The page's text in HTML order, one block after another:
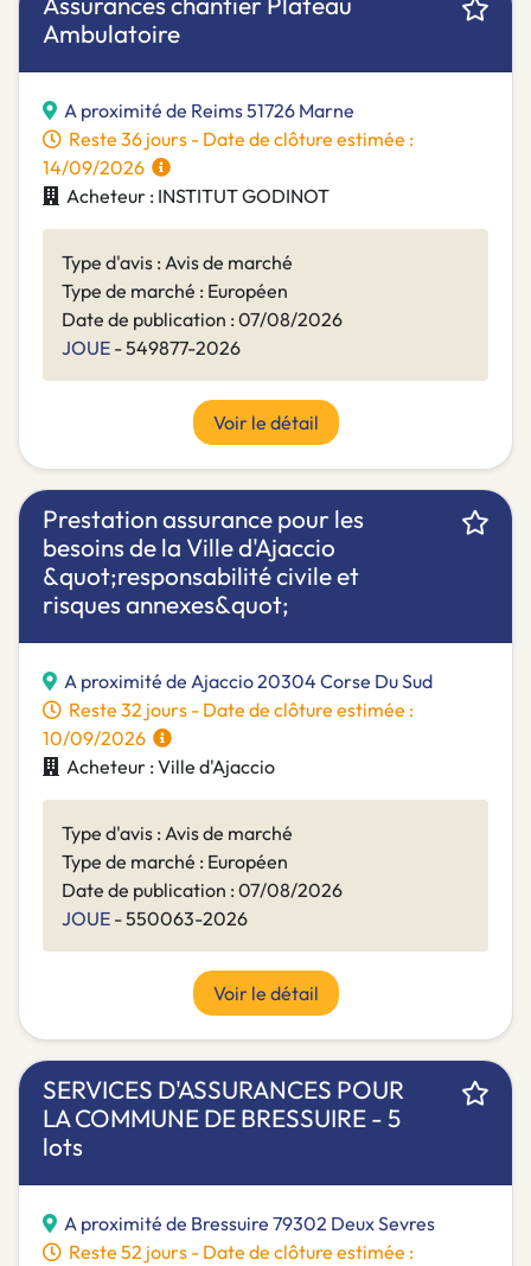
Ambulatoire
A proximité de Reims 51726 Marne
Reste 36 jours - Date de clôture estimée :
14/09/2026
Acheteur : INSTITUT GODINOT
Type d'avis : Avis de marché
Type de marché : Européen
Date de publication : 07/08/2026
JOUE - 549877-2026
Voir le détail
Prestation assurance pour les
besoins de la Ville d'Ajaccio
&quot;responsabilité civile et
risques annexes&quot;
A proximité de Ajaccio 20304 Corse Du Sud
Reste 32 jours - Date de clôture estimée :
10/09/2026
Acheteur : Ville d'Ajaccio
Type d'avis : Avis de marché
Type de marché : Européen
Date de publication : 07/08/2026
JOUE - 550063-2026
Voir le détail
SERVICES D'ASSURANCES POUR
LA COMMUNE DE BRESSUIRE - 5
lots
A proximité de Bressuire 79302 Deux Sevres
Reste 52 jours - Date de clôture estimée :